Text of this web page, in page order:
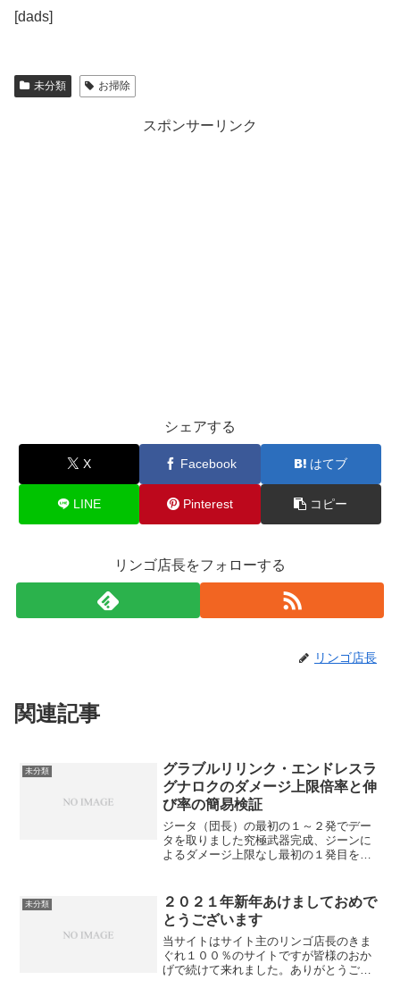
[dads]
未分類 お掃除
スポンサーリンク
シェアする
X Facebook はてブ
LINE Pinterest コピー
リンゴ店長をフォローする
リンゴ店長
関連記事
未分類
グラブルリリンク・エンドレスラ
グナロクのダメージ上限倍率と伸
び率の簡易検証
ジータ（団長）の最初の１～２発でデー
タを取りました究極武器完成、ジーンに
よるダメージ上限なし最初の１発目を計
備無し、成長済み、究極武器完成の状態
でジー...
未分類
２０２１年新年あけましておめで
とうございます
当サイトはサイト主のリンゴ店長のきま
ぐれ１００％のサイトですが皆様のおか
げで続けて来れました。ありがとうござ